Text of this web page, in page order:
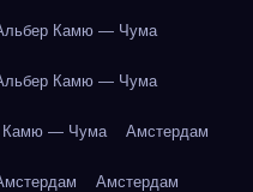
Камю — Чума
Камю — Чума
Камю — Чума Амстердам
Амстердам